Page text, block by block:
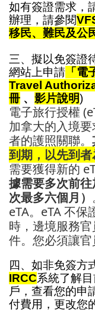
如有簽證需求，
辦理，請參閱
移民、難民及公
三、擬以免簽證
網站上申請 「
Travel
冊 、 影片說明)
電子旅行授權
加拿大的入境
者的護照關聯。
到期，以先到
需要獲得新的
據需要多次前
次最多六個月）
eTA。 eTA 不保
時，邊境服務
件。您必須讓
四、如非免簽方
IRCC系統了解
戶，查看您的申
付費用，更改您